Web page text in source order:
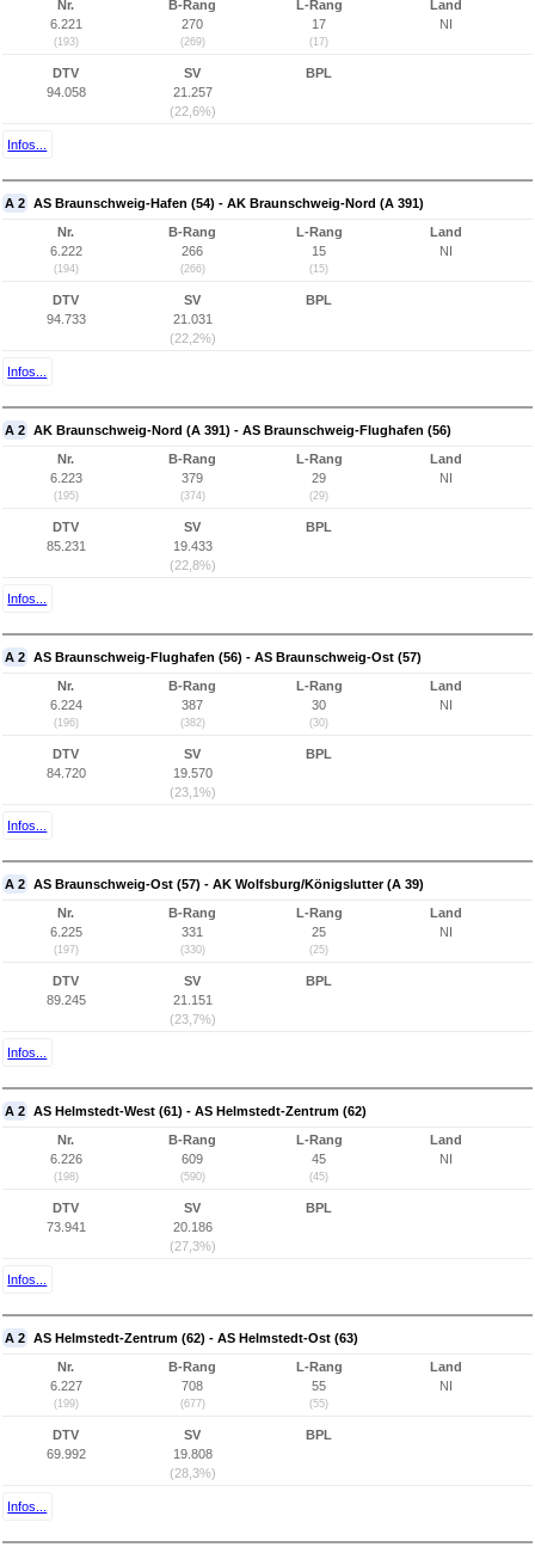
Nr.
6.221
(193)
B-Rang
270
(269)
L-Rang
17
(17)
Land
NI
DTV
94.058
SV
21.257
(22,6%)
BPL
Infos...
A 2 AS Braunschweig-Hafen (54) - AK Braunschweig-Nord (A 391)
Nr.
6.222
(194)
B-Rang
266
(266)
L-Rang
15
(15)
Land
NI
DTV
94.733
SV
21.031
(22,2%)
BPL
Infos...
A 2 AK Braunschweig-Nord (A 391) - AS Braunschweig-Flughafen (56)
Nr.
6.223
(195)
B-Rang
379
(374)
L-Rang
29
(29)
Land
NI
DTV
85.231
SV
19.433
(22,8%)
BPL
Infos...
A 2 AS Braunschweig-Flughafen (56) - AS Braunschweig-Ost (57)
Nr.
6.224
(196)
B-Rang
387
(382)
L-Rang
30
(30)
Land
NI
DTV
84.720
SV
19.570
(23,1%)
BPL
Infos...
A 2 AS Braunschweig-Ost (57) - AK Wolfsburg/Königslutter (A 39)
Nr.
6.225
(197)
B-Rang
331
(330)
L-Rang
25
(25)
Land
NI
DTV
89.245
SV
21.151
(23,7%)
BPL
Infos...
A 2 AS Helmstedt-West (61) - AS Helmstedt-Zentrum (62)
Nr.
6.226
(198)
B-Rang
609
(590)
L-Rang
45
(45)
Land
NI
DTV
73.941
SV
20.186
(27,3%)
BPL
Infos...
A 2 AS Helmstedt-Zentrum (62) - AS Helmstedt-Ost (63)
Nr.
6.227
(199)
B-Rang
708
(677)
L-Rang
55
(55)
Land
NI
DTV
69.992
SV
19.808
(28,3%)
BPL
Infos...